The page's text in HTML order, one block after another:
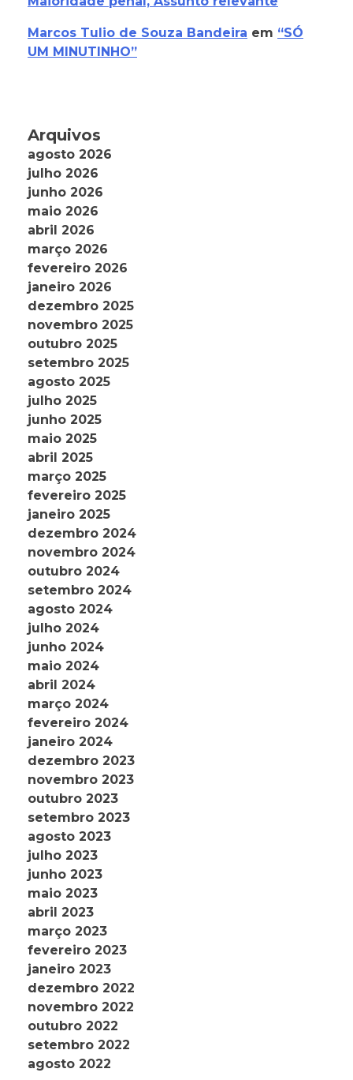
Marcos Tulio de Souza Bandeira em “SÓ
UM MINUTINHO”
Arquivos
agosto 2026
julho 2026
junho 2026
maio 2026
abril 2026
março 2026
fevereiro 2026
janeiro 2026
dezembro 2025
novembro 2025
outubro 2025
setembro 2025
agosto 2025
julho 2025
junho 2025
maio 2025
abril 2025
março 2025
fevereiro 2025
janeiro 2025
dezembro 2024
novembro 2024
outubro 2024
setembro 2024
agosto 2024
julho 2024
junho 2024
maio 2024
abril 2024
março 2024
fevereiro 2024
janeiro 2024
dezembro 2023
novembro 2023
outubro 2023
setembro 2023
agosto 2023
julho 2023
junho 2023
maio 2023
abril 2023
março 2023
fevereiro 2023
janeiro 2023
dezembro 2022
novembro 2022
outubro 2022
setembro 2022
agosto 2022